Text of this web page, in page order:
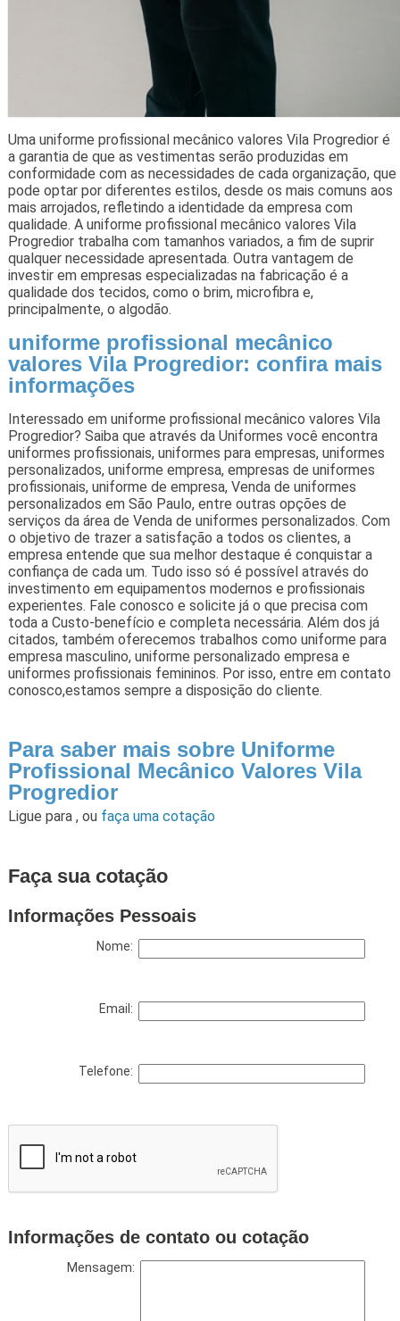
Uma uniforme profissional mecânico valores Vila Progredior é
a garantia de que as vestimentas serão produzidas em
conformidade com as necessidades de cada organização, que
pode optar por diferentes estilos, desde os mais comuns aos
mais arrojados, refletindo a identidade da empresa com
qualidade. A uniforme profissional mecânico valores Vila
Progredior trabalha com tamanhos variados, a fim de suprir
qualquer necessidade apresentada. Outra vantagem de
investir em empresas especializadas na fabricação é a
qualidade dos tecidos, como o brim, microfibra e,
principalmente, o algodão.
uniforme profissional mecânico
valores Vila Progredior: confira mais
informações
Interessado em uniforme profissional mecânico valores Vila
Progredior? Saiba que através da Uniformes você encontra
uniformes profissionais, uniformes para empresas, uniformes
personalizados, uniforme empresa, empresas de uniformes
profissionais, uniforme de empresa, Venda de uniformes
personalizados em São Paulo, entre outras opções de
serviços da área de Venda de uniformes personalizados. Com
o objetivo de trazer a satisfação a todos os clientes, a
empresa entende que sua melhor destaque é conquistar a
confiança de cada um. Tudo isso só é possível através do
investimento em equipamentos modernos e profissionais
experientes. Fale conosco e solicite já o que precisa com
toda a Custo-benefício e completa necessária. Além dos já
citados, também oferecemos trabalhos como uniforme para
empresa masculino, uniforme personalizado empresa e
uniformes profissionais femininos. Por isso, entre em contato
conosco,estamos sempre a disposição do cliente.
Para saber mais sobre Uniforme
Profissional Mecânico Valores Vila
Progredior
Ligue para , ou faça uma cotação
Faça sua cotação
Informações Pessoais
Nome:
Email:
Telefone:
Informações de contato ou cotação
Mensagem: